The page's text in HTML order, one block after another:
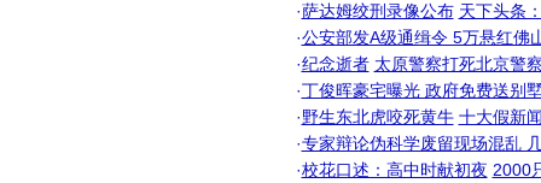
·萨达姆绞刑录像公布 天下头条
·公安部发A级通缉令 5万悬红佛
·纪念逝者 太原警察打死北京警
·丁俊晖豪宅曝光 政府免费送别
·野生东北虎咬死黄牛 十大假新
·专家辩论伪科学废留现场混乱
·校花口述：高中时献初夜 2000